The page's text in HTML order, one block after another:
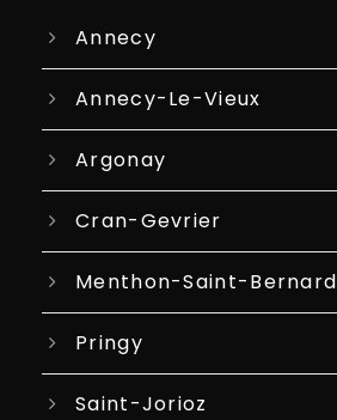
Annecy
Annecy-Le-Vieux
Argonay
Cran-Gevrier
Menthon-Saint-Bernard
Pringy
Saint-Jorioz